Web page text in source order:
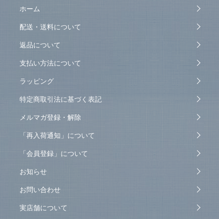
ホーム
配送・送料について
返品について
支払い方法について
ラッピング
特定商取引法に基づく表記
メルマガ登録・解除
「再入荷通知」について
「会員登録」について
お知らせ
お問い合わせ
実店舗について